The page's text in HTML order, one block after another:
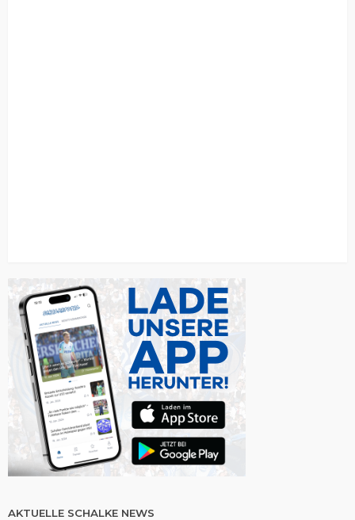
AKTUELLE SCHALKE NEWS